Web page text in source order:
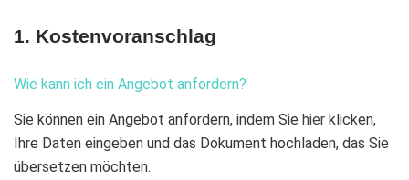
1. Kostenvoranschlag
Wie kann ich ein Angebot anfordern?
Sie können ein Angebot anfordern, indem Sie hier klicken,
Ihre Daten eingeben und das Dokument hochladen, das Sie
übersetzen möchten.